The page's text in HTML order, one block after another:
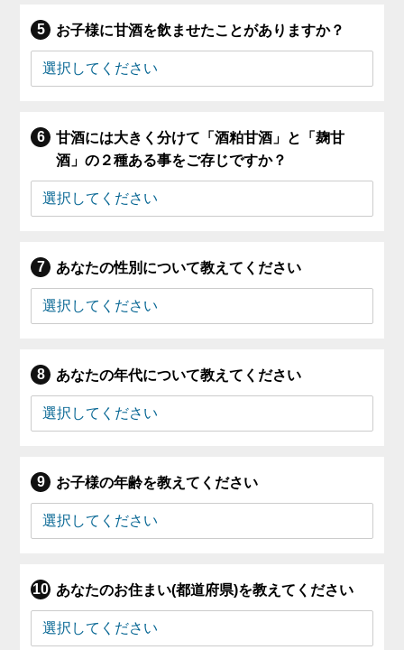
お子様に甘酒を飲ませたことがありますか？
甘酒には大きく分けて「酒粕甘酒」と「麹甘
酒」の２種ある事をご存じですか？
あなたの性別について教えてください
あなたの年代について教えてください
お子様の年齢を教えてください
あなたのお住まい(都道府県)を教えてください